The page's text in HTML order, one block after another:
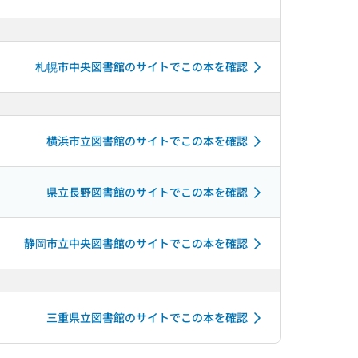
札幌市中央図書館のサイトでこの本を確認
横浜市立図書館のサイトでこの本を確認
県立長野図書館のサイトでこの本を確認
静岡市立中央図書館のサイトでこの本を確認
三重県立図書館のサイトでこの本を確認